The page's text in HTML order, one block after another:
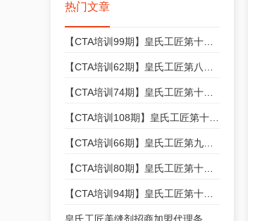
热门文章